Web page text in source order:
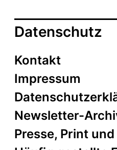
Datenschutz
Kontakt
Impressum
Newsletter-
Presse, Print